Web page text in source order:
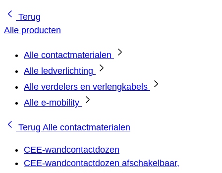
Terug
Alle producten
Alle contactmaterialen
Alle ledverlichting
Alle verdelers en verlengkabels
Alle e-mobility
Terug Alle contactmaterialen
CEE-wandcontactdozen
CEE-wandcontactdozen afschakelbaar,